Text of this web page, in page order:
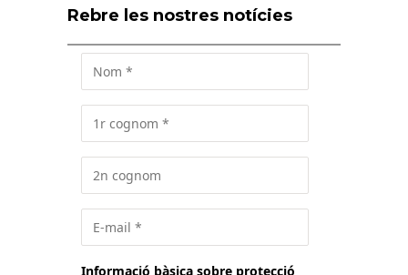
Related Posts
Rebre les nostres notícies